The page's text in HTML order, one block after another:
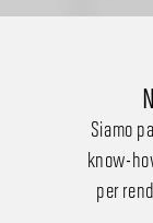
Siamo
know-
per